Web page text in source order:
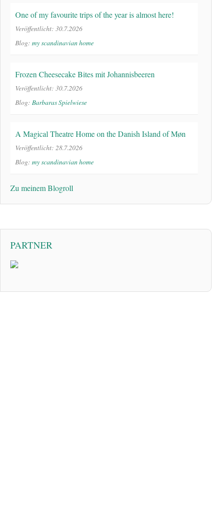
One of my favourite trips of the year is almost here!
Veröffentlicht: 30.7.2026
Blog: my scandinavian home
Frozen Cheesecake Bites mit Johannisbeeren
Veröffentlicht: 30.7.2026
Blog: Barbaras Spielwiese
A Magical Theatre Home on the Danish Island of Møn
Veröffentlicht: 28.7.2026
Blog: my scandinavian home
Zu meinem Blogroll
PARTNER